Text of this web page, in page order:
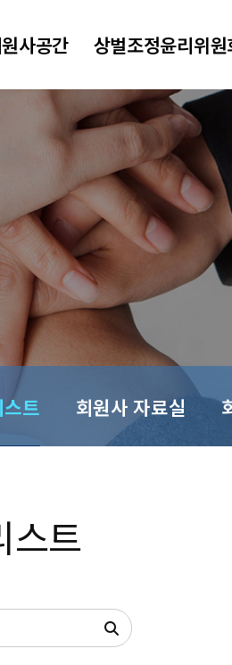
사공간 상벌조정윤리위원
트 회원사 자료실
스트